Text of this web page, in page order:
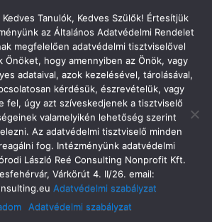
Árpád Gimnázium
2023. Január 11. Szerda
A Központi Írásbeli Vizsgára
Pin Email
SMS
Tanulók, Kedves Szülők! Értesítjük
az Általános Adatvédelmi Rendelet
megfelelően adatvédelmi tisztviselővel
Önöket, hogy amennyiben az Önök, vagy
adataival, azok kezelésével, tárolásával,
kérdésük, észrevételük, vagy
fel, úgy azt szíveskedjenek a tisztviselő
valamelyikén lehetőség szerint
Az adatvédelmi tisztviselő minden
fog. Intézményünk adatvédelmi
László Reé Consulting Nonprofit Kft.
Várkörút 4. II/26. email:
Adatvédelmi szabályzat
Adatvédelmi szabályzat